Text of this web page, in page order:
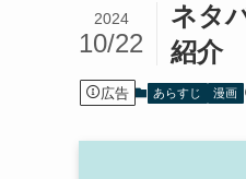
ネタ
紹介
2024
10/22
広告 あらすじ 漫画